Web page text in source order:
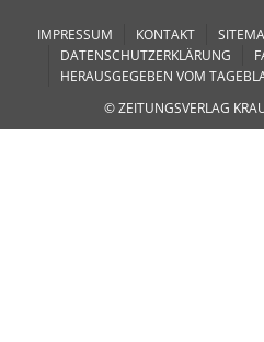
IMPRESSUM KONTAKT
DATENSCHUTZERKLÄRUNG
HERAUSGEGEBEN VOM
© ZEITUNGSVERLAG